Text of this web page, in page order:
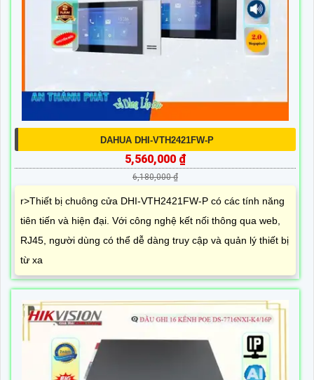
DAHUA DHI-VTH2421FW-P
5,560,000 ₫
6,180,000 ₫
r>Thiết bị chuông cửa DHI-VTH2421FW-P có các tính năng
tiên tiến và hiện đại. Với công nghệ kết nối thông qua web,
RJ45, người dùng có thể dễ dàng truy cập và quản lý thiết bị
từ xa